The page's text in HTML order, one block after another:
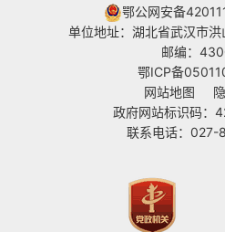
鄂公网安备
单位地址：湖北省武汉市
邮编：
鄂ICP备
网站地图
政府网站标识码：
联系电话：